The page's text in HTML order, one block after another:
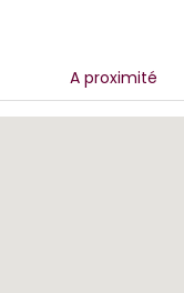
A proximité